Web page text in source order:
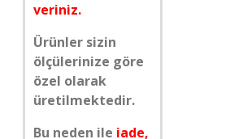
veriniz.
Ürünler sizin
ölçülerinize göre
özel olarak
üretilmektedir.
Bu neden ile iade,